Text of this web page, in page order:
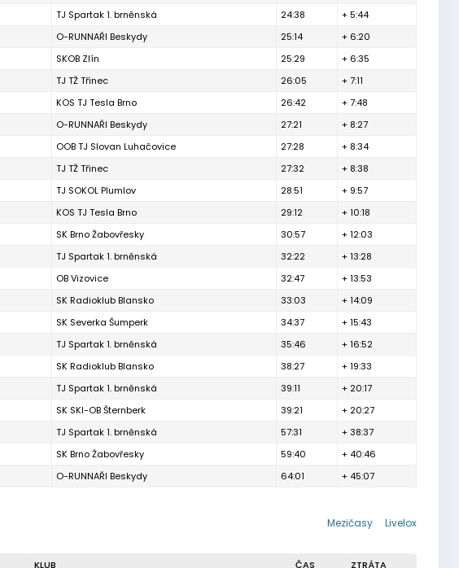
TJ Spartak 1. brněnská 24:38
+ 5:44
O-RUNNAŘI Beskydy 25:14
+ 6:20
SKOB Zlín 25:29
+ 6:35
TJ TŽ Třinec 26:05
+ 7:11
KOS TJ Tesla Brno 26:42
+ 7:48
O-RUNNAŘI Beskydy 27:21
+ 8:27
OOB TJ Slovan Luhačovice 27:28
+ 8:34
TJ TŽ Třinec 27:32
+ 8:38
TJ SOKOL Plumlov 28:51
+ 9:57
KOS TJ Tesla Brno 29:12
+ 10:18
SK Brno Žabovřesky 30:57
+ 12:03
TJ Spartak 1. brněnská 32:22
+ 13:28
OB Vizovice 32:47
+ 13:53
SK Radioklub Blansko 33:03
+ 14:09
SK Severka Šumperk 34:37
+ 15:43
TJ Spartak 1. brněnská 35:46
+ 16:52
SK Radioklub Blansko 38:27
+ 19:33
TJ Spartak 1. brněnská 39:11
+ 20:17
SK SKI-OB Šternberk 39:21
+ 20:27
TJ Spartak 1. brněnská 57:31
+ 38:37
SK Brno Žabovřesky 59:40
+ 40:46
O-RUNNAŘI Beskydy 64:01 + 45:07
Livelox
Mezičasy
KLUB ČAS
ZTRÁTA